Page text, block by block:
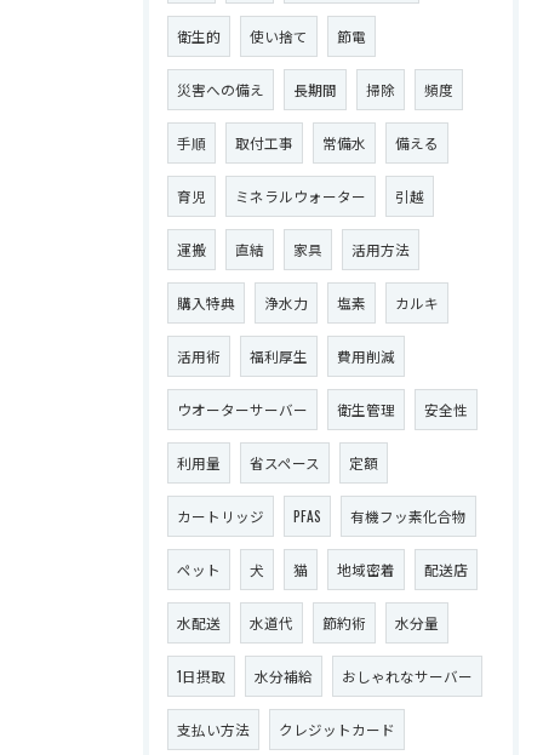
衛生的 使い捨て 節電
災害への備え 長期間 掃除 頻度
手順 取付工事 常備水 備える
育児 ミネラルウォーター 引越
運搬 直結 家具 活用方法
購入特典 浄水力 塩素 カルキ
活用術 福利厚生 費用削減
ウオーターサーバー 衛生管理 安全性
利用量 省スペース 定額
カートリッジ PFAS 有機フッ素化合物
ペット 犬 猫 地域密着 配送店
水配送 水道代 節約術 水分量
1日摂取 水分補給 おしゃれなサーバー
支払い方法 クレジットカード